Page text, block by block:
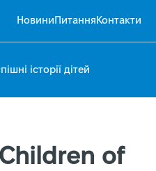
Новини Питання Контакти
історії дітей
of